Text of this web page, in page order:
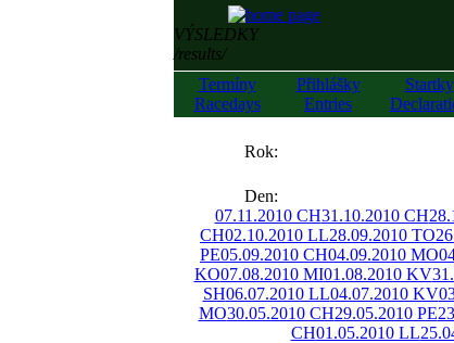
VÝSLEDKY
/results/
Termíny
Racedays
Přihlášky
Entries
Startky
Rok:
Den:
07.11.2010 CH31.10.2010 CH
CH02.10.2010 LL28.09.2010 TO
PE05.09.2010 CH04.09.2010 MO
KO07.08.2010 MI01.08.2010 KV
SH06.07.2010 LL04.07.2010 KV
MO30.05.2010 CH29.05.2010 PE
CH01.05.2010 LL